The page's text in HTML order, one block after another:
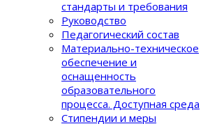
стандарты и требования
Руководство
Педагогический состав
Материально-техническое
обеспечение и
оснащенность
образовательного
процеcса. Доступная среда
Стипендии и меры